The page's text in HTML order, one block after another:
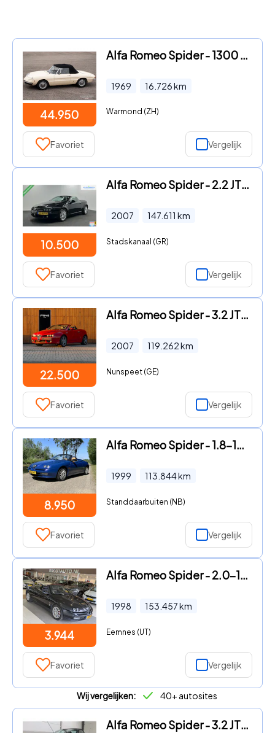
44.950
Alfa Romeo Spider - 1300 Junior Duetto
1969 16.726km
Warmond (ZH)
Favoriet Vergelijk
10.500
Alfa Romeo Spider - 2.2 JTS CARPLAY NAVI LEER LM CRUISE ECC STOELVERWARMING.
2007 147.611 km
Stadskanaal (GR)
Favoriet Vergelijk
22.500
Alfa Romeo Spider - 3.2 JTS Q4 Exclusive | Origineel NL | Prins onderhouden
2007 119.262km
Nunspeet (GE)
Favoriet Vergelijk
8.950
Alfa Romeo Spider - 1.8-16V T.Spark
1999 113.844km
Standdaarbuiten (NB)
Favoriet Vergelijk
3.944
Alfa Romeo Spider - 2.0-16V T.Spark Airco, Stuurbekrachtiging
1998 153.457km
Eemnes (UT)
Favoriet Vergelijk
Wij vergelijken: 40+ autosites
Alfa Romeo Spider - 3.2 JTS Q4 Exclusive I Groot onderhoud nieuw I Lage kilomers